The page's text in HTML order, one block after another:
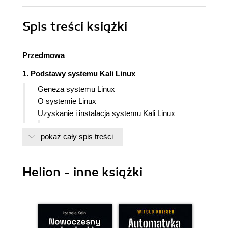
Spis treści książki
Przedmowa
1. Podstawy systemu Kali Linux
Geneza systemu Linux
O systemie Linux
Uzyskanie i instalacja systemu Kali Linux
Podejście ekonomiczne
Xfce
menedżera pulpitów
Cinnamon i MATE
pokaż cały spis treści
Helion - inne książki